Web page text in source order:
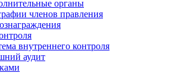
органы
членов правления
внутреннего контроля
аудит